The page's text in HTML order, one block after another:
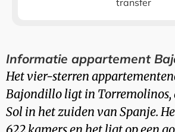
transfer
Informatie appartement
Het vier-sterren
Bajondillo ligt in Torremolinos,
Sol in het zuiden van Spanje.